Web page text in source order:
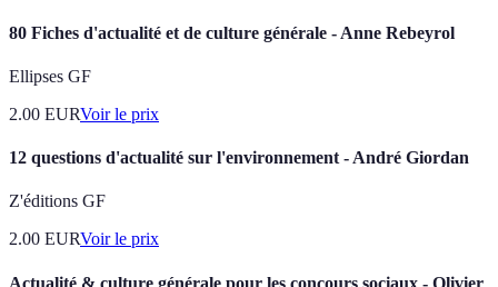
80 Fiches d'actualité et de culture générale - Anne Rebeyrol
Ellipses GF
2.00 EURVoir le prix
12 questions d'actualité sur l'environnement - André Giordan
Z'éditions GF
2.00 EURVoir le prix
Actualité & culture générale pour les concours sociaux - Olivier